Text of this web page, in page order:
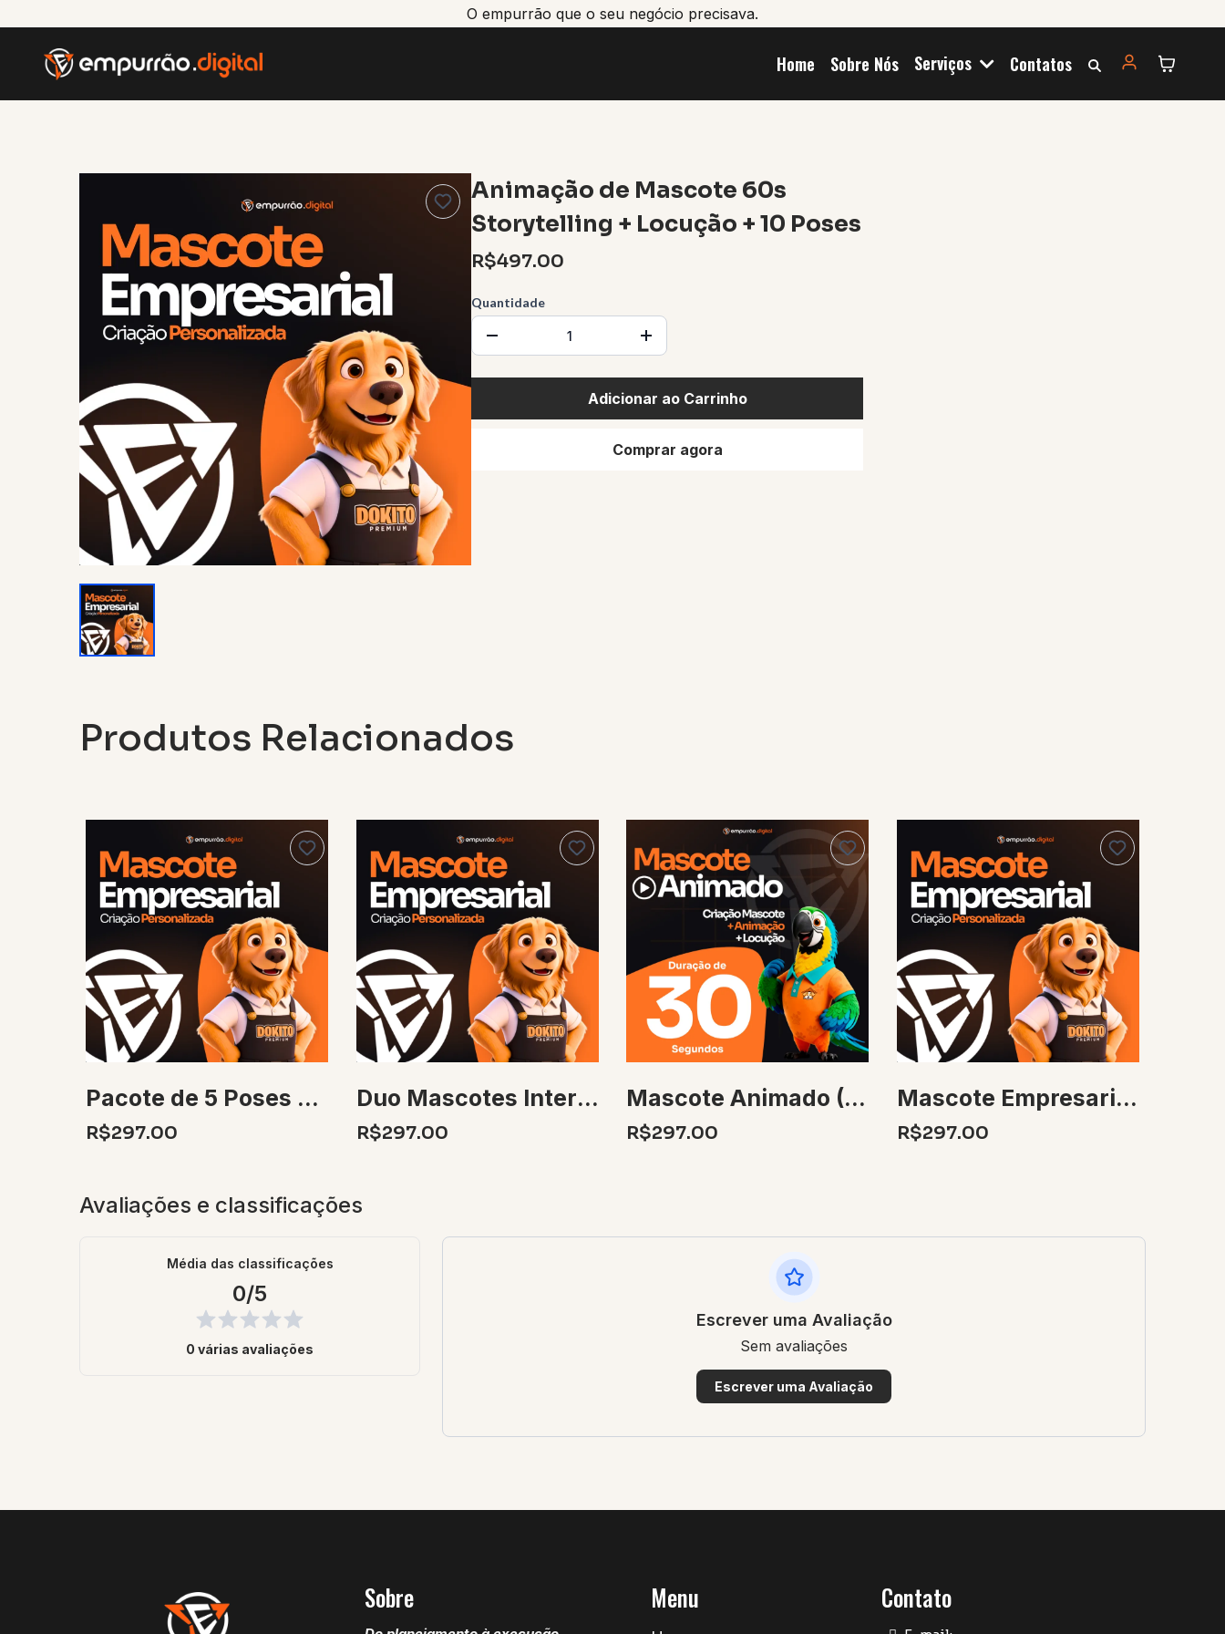
O empurrão que o seu negócio precisava.
Home Sobre Nós Serviços Contatos
Animação de Mascote 60s
Storytelling + Locução + 10 Poses
R$497.00
Quantidade
Adicionar ao Carrinho
Comprar agora
Produtos Relacionados
Pacote de 5 Poses para Mascote 3D
R$297.00
Duo Mascotes Interagindo 30s
R$297.00
Mascote Animado (Criação + Animação + Locução) 30 Segundos
R$297.00
Mascote Empresarial Personalizado 3D + 5 Poses
R$297.00
Avaliações e classificações
Média das classificações
0/5
0 várias avaliações
Escrever uma Avaliação
Sem avaliações
Escrever uma Avaliação
Sobre Menu Contato